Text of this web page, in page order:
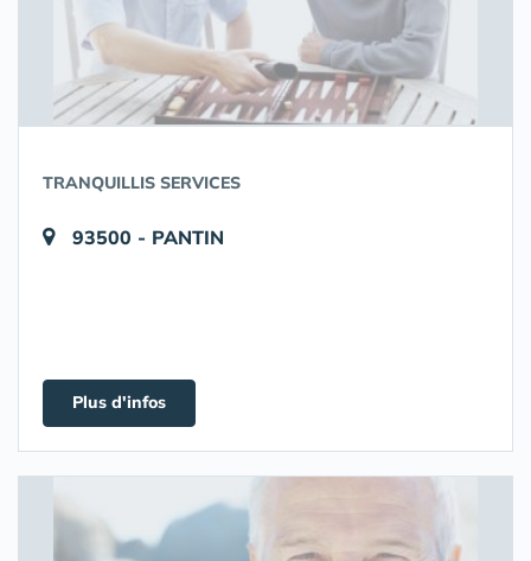
TRANQUILLIS SERVICES
93500 - PANTIN
Plus d'infos